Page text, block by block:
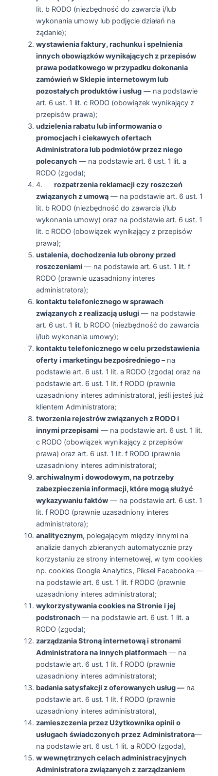
lit. b RODO (niezbędność do zawarcia i/lub
wykonania umowy lub podjęcie działań na
żądanie);
wystawienia faktury, rachunku i spełnienia
innych obowiązków wynikających z przepisów
prawa podatkowego w przypadku dokonania
zamówień w Sklepie internetowym lub
pozostałych produktów i usług— na podstawie
art. 6 ust. 1 lit. c RODO (obowiązek wynikający z
przepisów prawa);
udzielenia rabatu lub informowania o
promocjach i ciekawych ofertach
Administratora lub podmiotów przez niego
polecanych— na podstawie art. 6 ust. 1 lit. a
RODO (zgoda);
4.
rozpatrzenia reklamacji czy roszczeń
związanych z umową— na podstawie art. 6 ust. 1
lit. b RODO (niezbędność do zawarcia i/lub
wykonania umowy) oraz na podstawie art. 6 ust. 1
lit. c RODO (obowiązek wynikający z przepisów
prawa);
ustalenia, dochodzenia lub obrony przed
roszczeniami — na podstawie art. 6 ust. 1 lit. f
RODO (prawnie uzasadniony interes
administratora);
kontaktu telefonicznego w sprawach
związanych z realizacją usługi — na podstawie
art. 6 ust. 1 lit. b RODO (niezbędność do zawarcia
i/lub wykonania umowy);
kontaktu telefonicznego w celu przedstawienia
oferty i marketingu bezpośredniego –na
podstawie art. 6 ust. 1 lit. a RODO (zgoda) oraz na
podstawie art. 6 ust. 1 lit. f RODO (prawnie
uzasadniony interes administratora), jeśli jesteś już
klientem Administratora;
tworzenia rejestrów związanych z RODO i
innymi przepisami — na podstawie art. 6 ust. 1 lit.
c RODO (obowiązek wynikający z przepisów
prawa) oraz art. 6 ust. 1 lit. f RODO (prawnie
uzasadniony interes administratora);
archiwalnym i dowodowym, na potrzeby
zabezpieczenia informacji, które mogą służyć
wykazywaniu faktów— na podstawie art. 6 ust. 1
lit. f RODO (prawnie uzasadniony interes
administratora);
analitycznym,polegającym między innymi na
analizie danych zbieranych automatycznie przy
korzystaniu ze strony internetowej, w tym cookies
np. cookies Google Analytics, Piksel Facebooka —
na podstawie art. 6 ust. 1 lit. f RODO (prawnie
uzasadniony interes administratora);
wykorzystywania cookies na Stronie i jej
podstronach— na podstawie art. 6 ust. 1 lit. a
RODO (zgoda);
zarządzania Stroną internetową i stronami
Administratora na innych platformach— na
podstawie art. 6 ust. 1 lit. f RODO (prawnie
uzasadniony interes administratora);
badania satysfakcji z oferowanych usług —na
podstawie art. 6 ust. 1 lit. f RODO (prawnie
uzasadniony interes administratora),
zamieszczenia przez Użytkownika opinii o
usługach świadczonych przez Administratora—
na podstawie art. 6 ust. 1 lit. a RODO (zgoda),
w wewnętrznych celach administracyjnych
Administratora związanych z zarządzaniem